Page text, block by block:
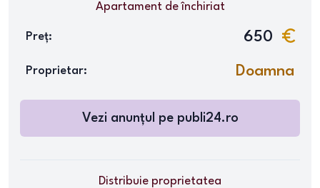
Apartamentde închiriat
Preț: 650
Proprietar: Doamna
Vezi anunțul pe publi24.ro
Distribuie proprietatea